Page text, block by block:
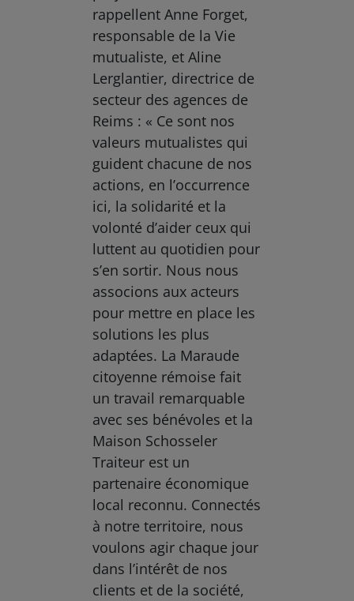
rappellent Anne Forget,
responsable de la Vie
mutualiste, et Aline
Lerglantier, directrice de
secteur des agences de
Reims : « Ce sont nos
valeurs mutualistes qui
guident chacune de nos
actions, en l’occurrence
ici, la solidarité et la
volonté d’aider ceux qui
luttent au quotidien pour
s’en sortir. Nous nous
associons aux acteurs
pour mettre en place les
solutions les plus
adaptées. La Maraude
citoyenne rémoise fait
un travail remarquable
avec ses bénévoles et la
Maison Schosseler
Traiteur est un
partenaire économique
local reconnu. Connectés
à notre territoire, nous
voulons agir chaque jour
dans l’intérêt de nos
clients et de la société,